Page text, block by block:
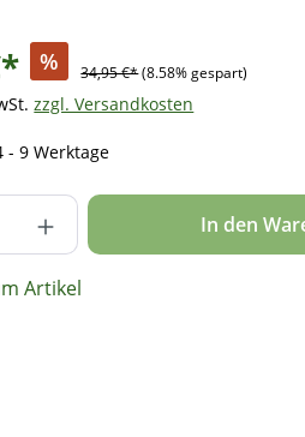
% 34,95 €*(8.58% gespart)
zzgl. Versandkosten
- 9 Werktage
Gib denIn den
Artikel